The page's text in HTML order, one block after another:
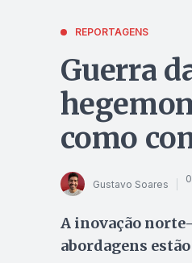
REPORTAGENS
Guerra
como
Gustavo Soares
A inovação
abordagens